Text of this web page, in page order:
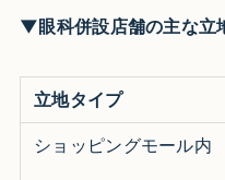
▼眼科併設店舗の主な立
立地タイプ
ショッピングモール内